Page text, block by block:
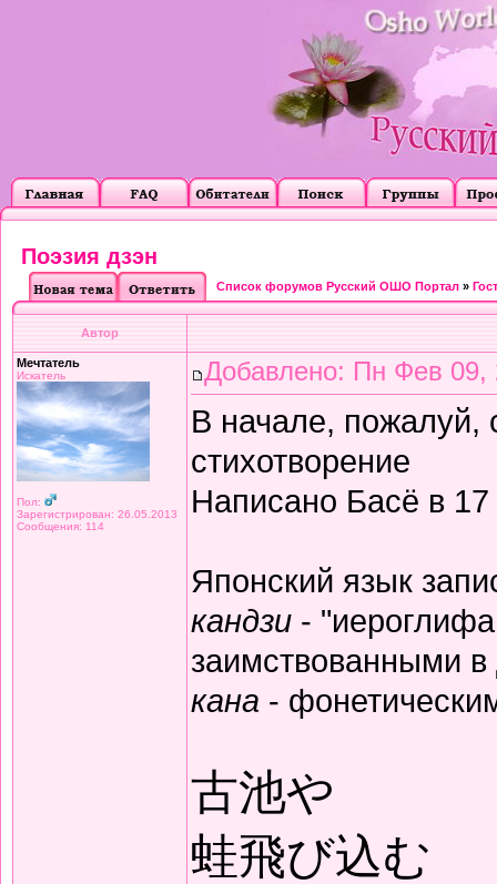
Поэзия дзэн
Список форумов Русский ОШО Портал »
Автор
Мечтатель
Искатель
Пол:
Зарегистрирован: 26.05.2013
Сообщения: 114
Добавлено: Пн Фев 09,
В начале, пожалуй,
стихотворение
Написано Басё в 17
Японский язык
кандзи -
заимствованными в
кана -
古池や
蛙飛び込む